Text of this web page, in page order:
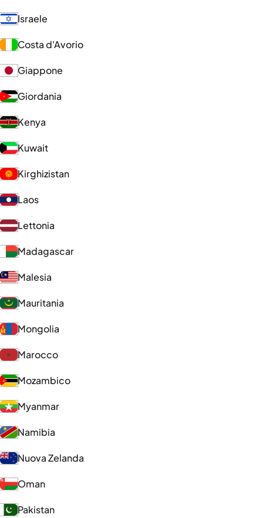
Israele
Costa d'Avorio
Giappone
Giordania
Kenya
Kuwait
Kirghizistan
Laos
Lettonia
Madagascar
Malesia
Mauritania
Mongolia
Marocco
Mozambico
Myanmar
Namibia
Nuova Zelanda
Oman
Pakistan